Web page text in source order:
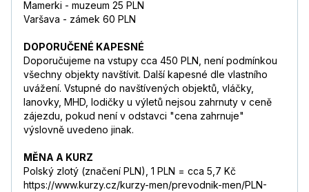
Mamerki - muzeum 25 PLN
Varšava - zámek 60 PLN
DOPORUČENÉ KAPESNÉ
Doporučujeme na vstupy cca 450 PLN, není podmínkou
všechny objekty navštívit. Další kapesné dle vlastního
uvážení. Vstupné do navštívených objektů, vláčky,
lanovky, MHD, lodičky u výletů nejsou zahrnuty v ceně
zájezdu, pokud není v odstavci "cena zahrnuje"
výslovně uvedeno jinak.
MĚNA A KURZ
Polský zlotý (značení PLN), 1 PLN = cca 5,7 Kč
https://www.kurzy.cz/kurzy-men/prevodnik-men/PLN-